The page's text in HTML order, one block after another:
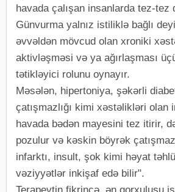
havada çalışan insanlarda tez-tez
Günvurma yalnız istiliklə bağlı
əvvəldən mövcud olan xroniki
aktivləşməsi və ya ağırlaşması
tətikləyici rolunu oynayır.
Məsələn, hipertoniya, şəkərli
çatışmazlığı kimi xəstəlikləri olan
havada bədən mayesini tez itirir,
pozulur və kəskin böyrək
infarktı, insult, şok kimi həyat
vəziyyətlər inkişaf edə bilir".